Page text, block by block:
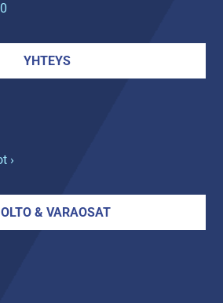
YHTEYS
›
& VARAOSAT